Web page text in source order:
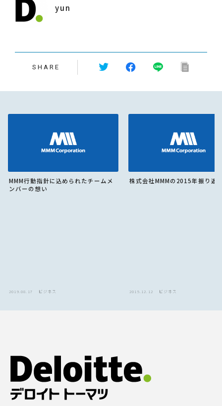
yun
SHARE
MMM行動指針に込められたチームメ
ンバーの想い
2019.08.17 ビジネス
株式会社MMMの2015年振り返
2015.12.12 ビジネス